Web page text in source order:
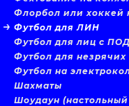
Флорбол или хоккей
Футбол для ЛИН
Футбол для лиц с
Футбол для незрячих
Футбол на
Шахматы
Шоудаун